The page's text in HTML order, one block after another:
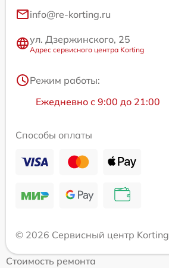
info@re-korting.ru
ул. Дзержинского, 25
Адрес сервисного центра Korting
Режим работы:
Ежедневно с 9:00 до 21:00
Способы оплаты
© 2026 Сервисный центр Korting
Стоимость ремонта